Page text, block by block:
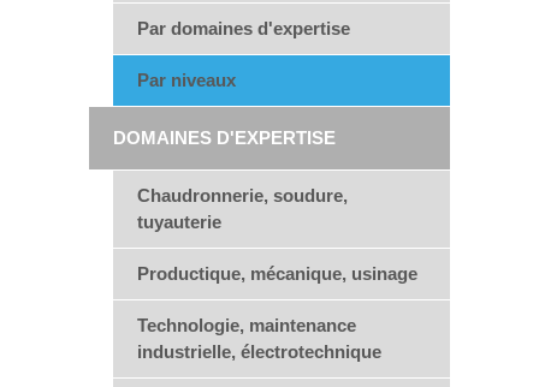
Par domaines d'expertise
Par niveaux
DOMAINES D'EXPERTISE
Chaudronnerie, soudure,
tuyauterie
Productique, mécanique, usinage
Technologie, maintenance
industrielle, électrotechnique